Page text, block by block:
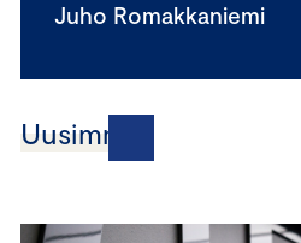
Juho Romakkaniemi
Uusimmat